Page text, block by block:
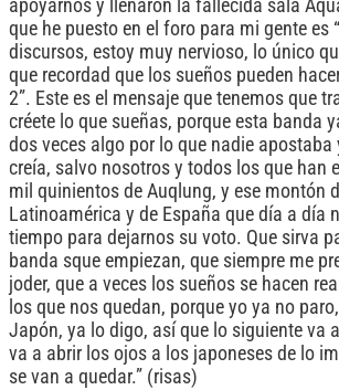
apoyarnos y llenaron la fallecida sala
que he puesto en el foro para mi gente es
discursos, estoy muy nervioso, lo único
que recordad que los sueños pueden
2”. Este es el mensaje que tenemos que
créete lo que sueñas, porque esta banda
dos veces algo por lo que nadie apostaba
creía, salvo nosotros y todos los que han
mil quinientos de Auqlung, y ese montón
Latinoamérica y de España que día a día
tiempo para dejarnos su voto. Que sirva
banda sque empiezan, que siempre me
joder, que a veces los sueños se hacen
los que nos quedan, porque yo ya no
Japón, ya lo digo, así que lo siguiente va
va a abrir los ojos a los japoneses de lo
se van a quedar.” (risas)